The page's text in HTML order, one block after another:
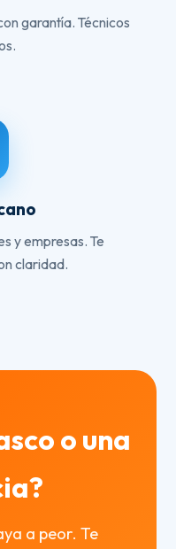
garantía. Técnicos
y empresas. Te
claridad.
o una
a peor. Te